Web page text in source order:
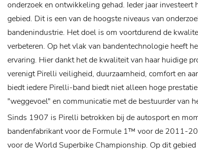
onderzoek en ontwikkeling gehad. Ieder jaar
gebied. Dit is een van de hoogste niveaus van
bandenindustrie. Het doel is om voortdurend de
verbeteren. Op het vlak van bandentechnologie heeft
ervaring. Hier dankt het de kwaliteit van haar huidige
verenigt Pirelli veiligheid, duurzaamheid, comfort en
biedt iedere Pirelli-band biedt niet alleen hoge
"weggevoel" en communicatie met de bestuurder van
Sinds 1907 is Pirelli betrokken bij de autosport en
bandenfabrikant voor de Formule 1™ voor de 2011-
voor de World Superbike Championship. Op dit